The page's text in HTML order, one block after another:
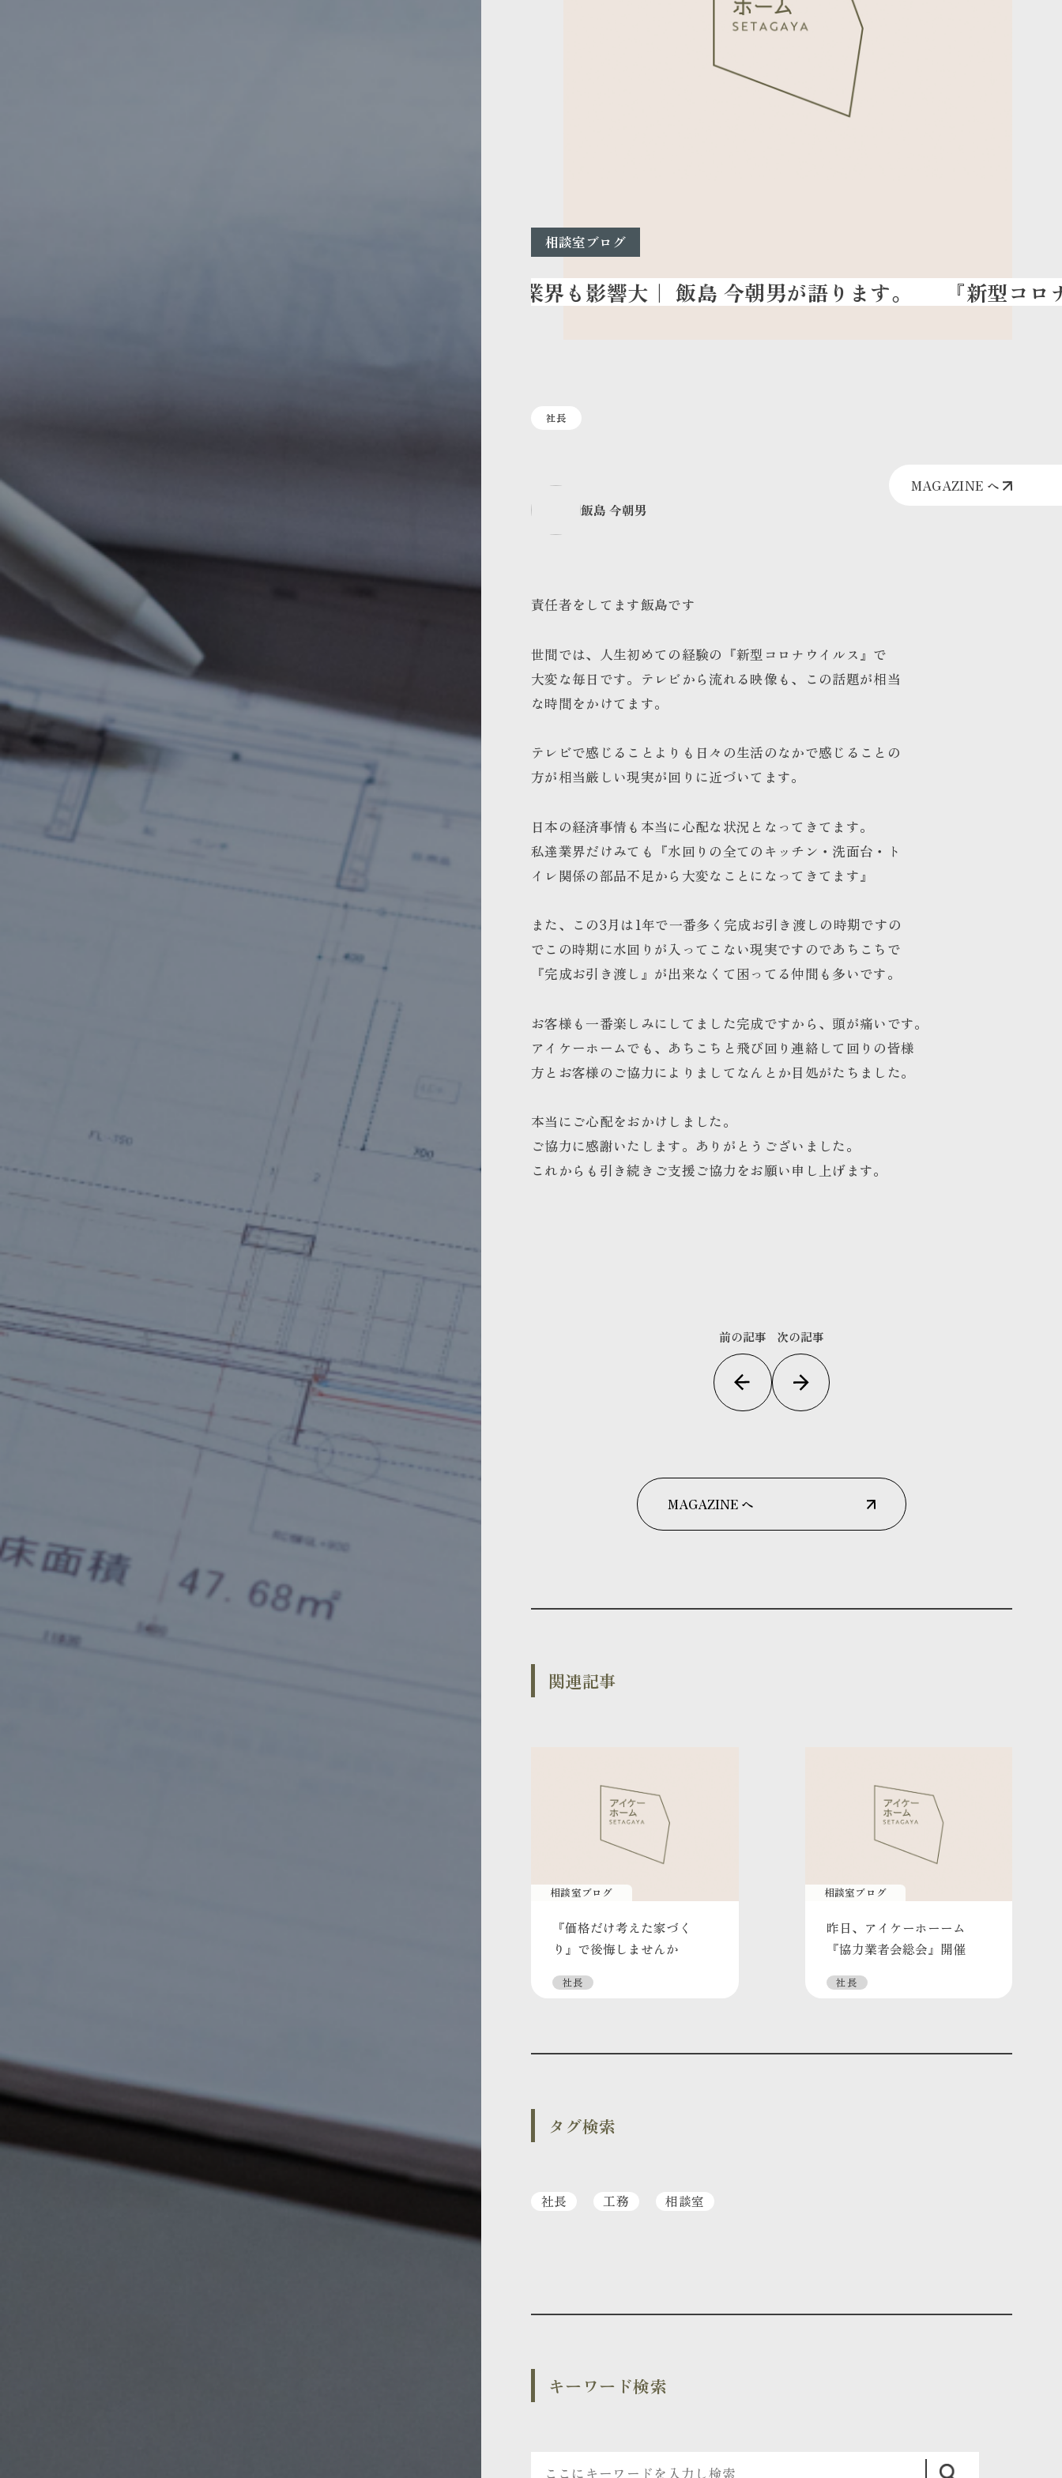
相談室ブログ
『新型コロナウイ
社長
MAGAZINE へ
飯島 今朝男
責任者をしてます飯島です
世間では、人生初めての経験の『新型コロナウイルス』で
大変な毎日です。テレビから流れる映像も、この話題が相当
な時間をかけてます。
テレビで感じることよりも日々の生活のなかで感じることの
方が相当厳しい現実が回りに近づいてます。
日本の経済事情も本当に心配な状況となってきてます。
私達業界だけみても『水回りの全てのキッチン・洗面台・ト
イレ関係の部品不足から大変なことになってきてます』
また、この3月は1年で一番多く完成お引き渡しの時期ですの
でこの時期に水回りが入ってこない現実ですのであちこちで
『完成お引き渡し』が出来なくて困ってる仲間も多いです。
お客様も一番楽しみにしてました完成ですから、頭が痛いです。
アイケーホームでも、あちこちと飛び回り連絡して回りの皆様
方とお客様のご協力によりましてなんとか目処がたちました。
本当にご心配をおかけしました。
ご協力に感謝いたします。ありがとうございました。
これからも引き続きご支援ご協力をお願い申し上げます。
前の記事 次の記事
MAGAZINE へ
関連記事
相談室ブログ
『価格だけ考えた家づく
り』で後悔しませんか
社長
相談室ブログ
昨日、アイケーホーーム
『協力業者会総会』開催
社長
タグ検索
社長 工務 相談室
キーワード検索